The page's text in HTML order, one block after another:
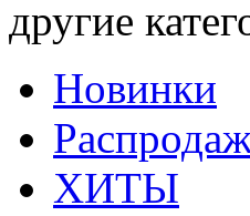
другие
Новинки
ХИТЫ